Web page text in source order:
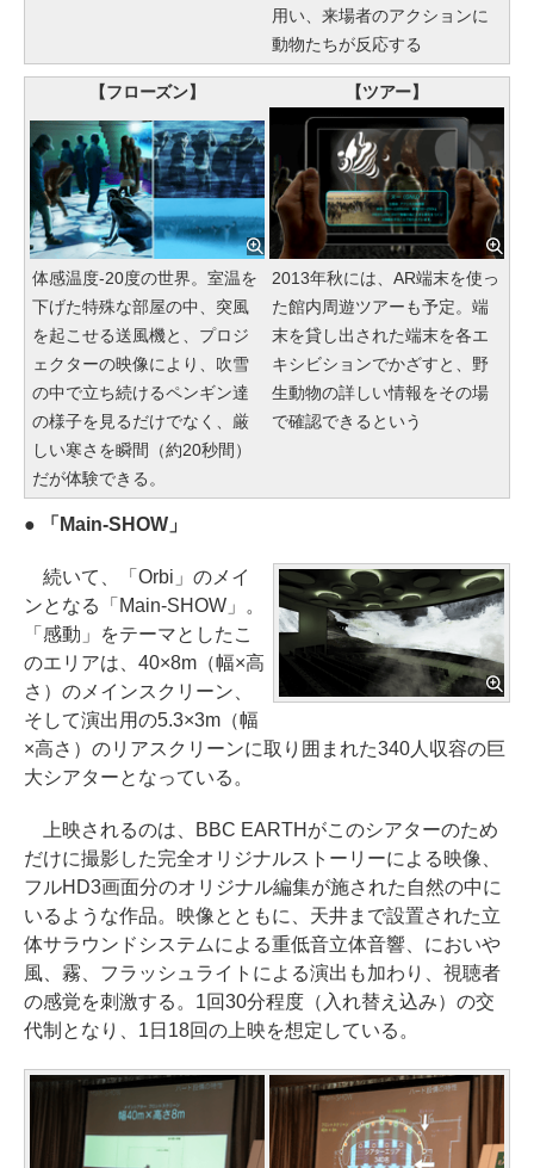
用い、来場者のアクションに
動物たちが反応する
【フローズン】 【ツアー】
体感温度-20度の世界。室温を
下げた特殊な部屋の中、突風
を起こせる送風機と、プロジ
ェクターの映像により、吹雪
の中で立ち続けるペンギン達
の様子を見るだけでなく、厳
しい寒さを瞬間（約20秒間）
だが体験できる。
2013年秋には、AR端末を使っ
た館内周遊ツアーも予定。端
末を貸し出された端末を各エ
キシビションでかざすと、野
生動物の詳しい情報をその場
で確認できるという
● 「Main-SHOW」
続いて、「Orbi」のメイ
ンとなる「Main-SHOW」。
「感動」をテーマとしたこ
のエリアは、40×8m（幅×高
さ）のメインスクリーン、
そして演出用の5.3×3m（幅
×高さ）のリアスクリーンに取り囲まれた340人収容の巨
大シアターとなっている。
上映されるのは、BBC EARTHがこのシアターのため
だけに撮影した完全オリジナルストーリーによる映像、
フルHD3画面分のオリジナル編集が施された自然の中に
いるような作品。映像とともに、天井まで設置された立
体サラウンドシステムによる重低音立体音響、においや
風、霧、フラッシュライトによる演出も加わり、視聴者
の感覚を刺激する。1回30分程度（入れ替え込み）の交
代制となり、1日18回の上映を想定している。